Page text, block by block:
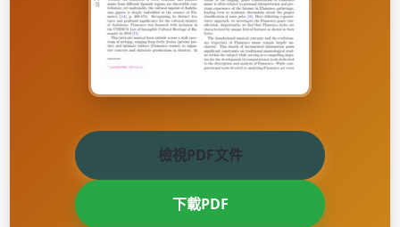
檢視PDF文件
下載PDF